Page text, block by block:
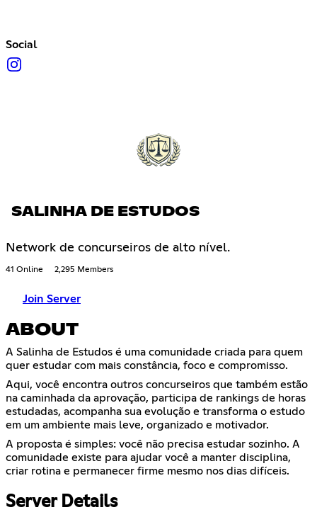
Social
SALINHA DE ESTUDOS
Network de concurseiros de alto nível.
41 Online 2,295 Members
Join Server
ABOUT
A Salinha de Estudos é uma comunidade criada para quem
quer estudar com mais constância, foco e compromisso.
Aqui, você encontra outros concurseiros que também estão
na caminhada da aprovação, participa de rankings de horas
estudadas, acompanha sua evolução e transforma o estudo
em um ambiente mais leve, organizado e motivador.
A proposta é simples: você não precisa estudar sozinho. A
comunidade existe para ajudar você a manter disciplina,
criar rotina e permanecer firme mesmo nos dias difíceis.
Server Details